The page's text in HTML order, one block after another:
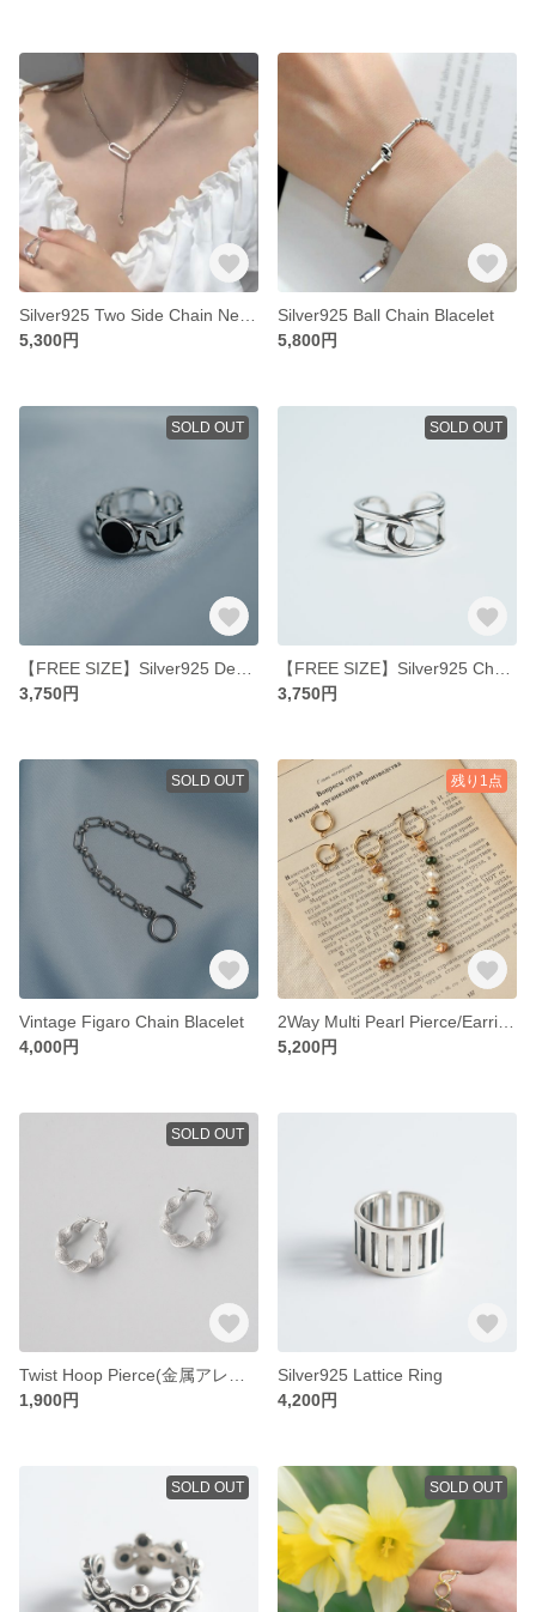
5,300円
Silver925 Ball Chain Blacelet
5,800円
SOLD OUT
3,750円
SOLD OUT
3,750円
SOLD OUT
Vintage Figaro Chain Blacelet
4,000円
残り1点
5,200円
SOLD OUT
1,900円
Silver925 Lattice Ring
4,200円
SOLD OUT SOLD OUT